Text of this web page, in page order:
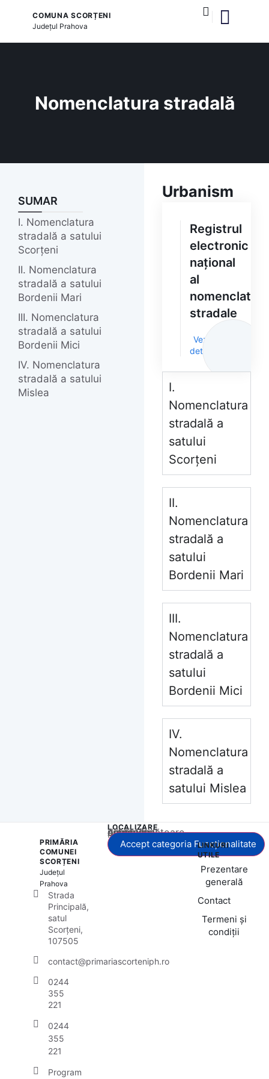
COMUNA SCORȚENI
Județul Prahova
Nomenclatura stradală
SUMAR
I. Nomenclatura
stradală a satului
Scorțeni
II. Nomenclatura
stradală a satului
Bordenii Mari
III. Nomenclatura
stradală a satului
Bordenii Mici
IV. Nomenclatura
stradală a satului
Mislea
Urbanism
Registrul
electronic
național
al
stradale
Vezi
detalii
I.
Nomenclatura
stradală a
satului
Scorțeni
II.
Nomenclatura
stradală a
satului
Bordenii Mari
III.
Nomenclatura
stradală a
satului
Bordenii Mici
IV.
Nomenclatura
stradală a
satului Mislea
PRIMĂRIA
COMUNEI
SCORȚENI
Județul
Prahova
Strada
Principală,
satul
Scorțeni,
107505
contact@primariascorteniph.ro
0244
355
221
0244
355
221
Program
LOCALIZARE
Acest conținut este blocat până când acceptați categoria corespunzătoare de cookie-uri.
Accept categoria Funcționalitate
LINKURI
UTILE
Prezentare
generală
Contact
Termeni și
condiții